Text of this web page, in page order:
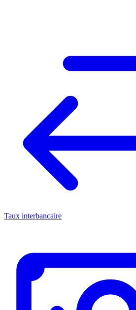
Taux interbancaire